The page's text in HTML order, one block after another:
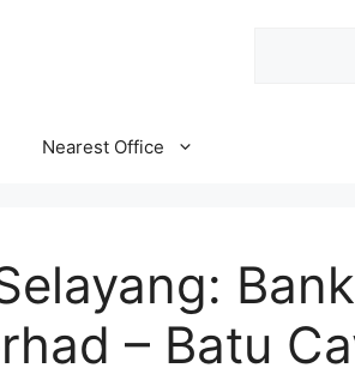
Nearest Office
– Batu